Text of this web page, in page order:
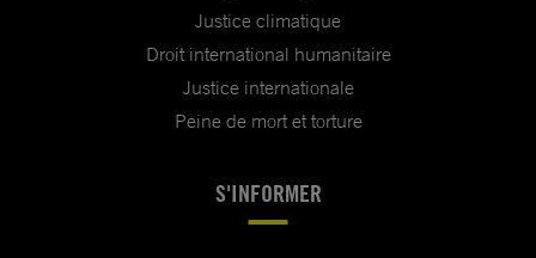
Justice climatique
Droit international humanitaire
Justice internationale
Peine de mort et torture
S'INFORMER